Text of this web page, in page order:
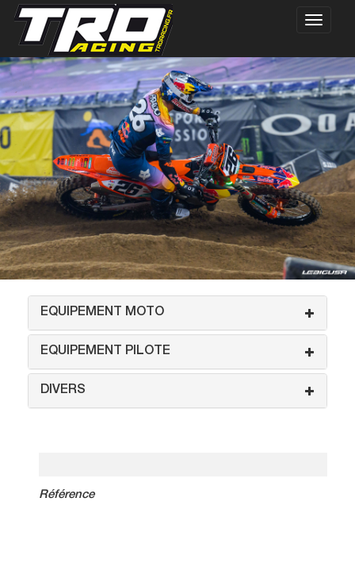
EQUIPEMENT MOTO
EQUIPEMENT PILOTE
DIVERS
Référence